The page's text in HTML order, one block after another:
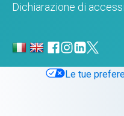
Dichiarazione di
Le tue